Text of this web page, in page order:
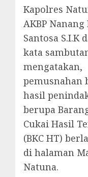
Kapolres
AKBP Nanang
Santosa S.I.K
kata
mengatakan,
pemusnahan
hasil
berupa
Cukai Hasil
(BKC HT)
di halaman
Natuna.